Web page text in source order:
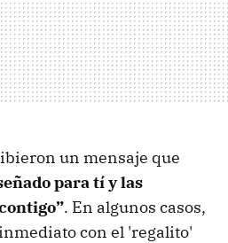
un mensaje que
para tí y las
. En algunos casos,
con el 'regalito'